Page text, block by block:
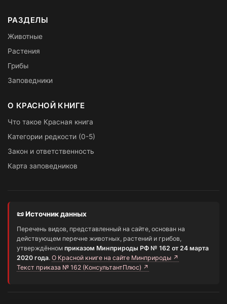
РАЗДЕЛЫ
Животные
Растения
Грибы
Заповедники
О КРАСНОЙ КНИГЕ
Что такое Красная книга
Категории редкости (0-5)
Закон и ответственность
Карта заповедников
📜 Источник данных
Перечень видов, представленный на сайте, основан на
действующем перечне животных, растений и грибов,
утверждённом приказом Минприроды РФ № 162 от 24 марта
2020 года. О Красной книге на сайте Минприроды ↗
Текст приказа № 162 (КонсультантПлюс) ↗